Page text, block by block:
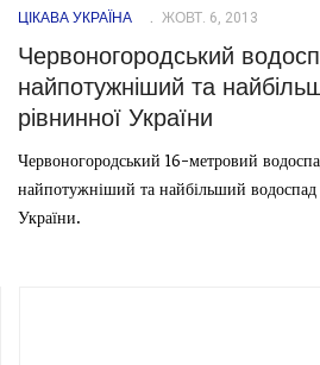
ЦІКАВА УКРАЇНА ЖОВТ. 6, 2013
Червоногородський
найпотужніший та
рівнинної України
Червоногородський 16-метровий
найпотужніший та найбільший водоспад
України.